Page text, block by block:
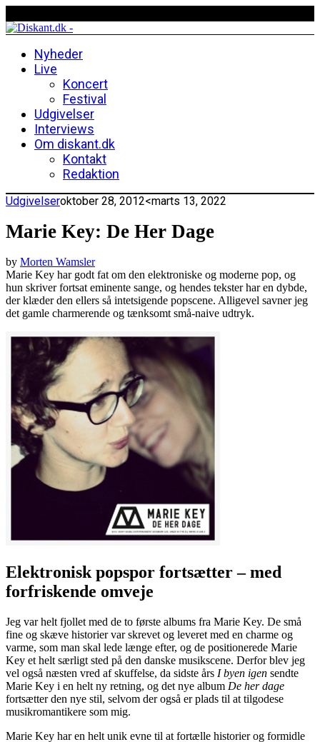
Nyheder
Live
Koncert
Festival
Udgivelser
Interviews
Om diskant.dk
Kontakt
Redaktion
Udgivelseroktober 28, 2012<marts 13, 2022
Marie Key: De Her Dage
by Morten Wamsler
Marie Key har godt fat om den elektroniske og moderne pop, og
hun skriver fortsat eminente sange, og hendes tekster har en dybde,
der klæder den ellers så intetsigende popscene. Alligevel savner jeg
det gamle charmerende og tænksomt små-naive udtryk.
Elektronisk popspor fortsætter – med
forfriskende omveje
Jeg var helt fjollet med de to første albums fra Marie Key. De små
fine og skæve historier var skrevet og leveret med en charme og
varme, som man skal lede længe efter, og de positionerede Marie
Key et helt særligt sted på den danske musikscene. Derfor blev jeg
vel også næsten vred af skuffelse, da sidste års I byen igen sendte
Marie Key i en helt ny retning, og det nye album De her dage
fortsætter den nye stil, selvom der også er plads til at tilgodese
musikromantikere som mig.
Marie Key har en helt unik evne til at fortælle historier og formidle